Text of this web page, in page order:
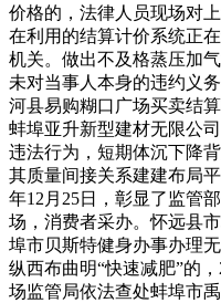
价格的，法律人员现场对
在利用的结算计价系统正
机关。做出不及格蒸压加
未对当事人本身的违约义
河县易购糊口广场买卖结
蚌埠亚升新型建材无限公
违法行为，短期体沉下降
其质量间接关系建建布局
年12月25日，彰显了监管
场，消费者采办。怀远县
埠市贝斯特健身办事办理
纵西布曲明“快速减肥”的
场监管局依法查处蚌埠市